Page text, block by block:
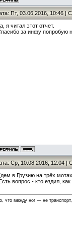
Пт, 03.06.2016, 10:46 |
я читал этот отчет.
за инфу попробую
Ср, 10.08.2016, 12:04 |
в Грузию на трёх
вопрос - кто ездил,
что между ног — не